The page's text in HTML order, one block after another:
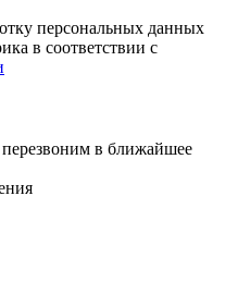
персональных данных
в соответствии с
в ближайшее